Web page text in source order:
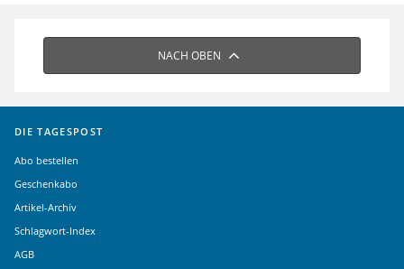
NACH OBEN
DIE TAGESPOST
Abo bestellen
Geschenkabo
Artikel-Archiv
Schlagwort-Index
AGB